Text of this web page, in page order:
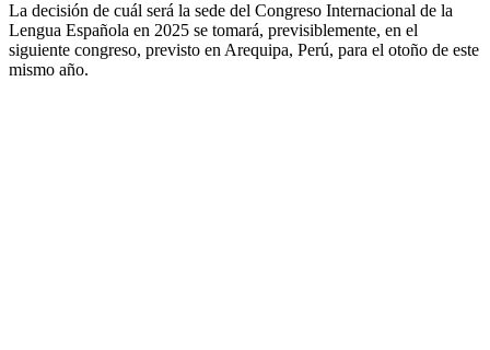
La decisión de cuál será la sede del Congreso Internacional de la
Lengua Española en 2025 se tomará, previsiblemente, en el
siguiente congreso, previsto en Arequipa, Perú, para el otoño de este
mismo año.